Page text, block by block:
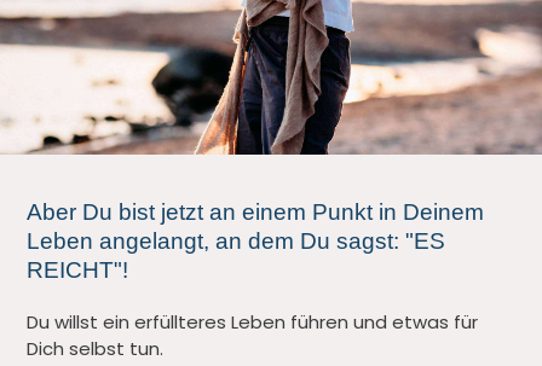
Aber Du bist jetzt an einem Punkt in Deinem
Leben angelangt, an dem Du sagst: "ES
REICHT"!
Du willst ein erfüllteres Leben führen und etwas für
Dich selbst tun.